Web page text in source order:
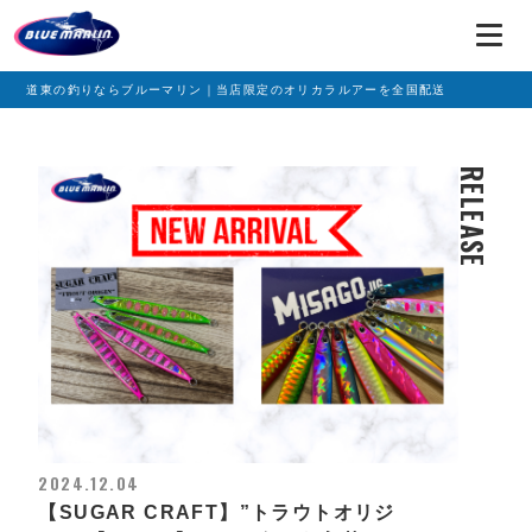
道東の釣りならブルーマリン｜当店限定のオリカラルアーを全国配送
RELEASE
2024.12.04
【SUGAR CRAFT】”トラウトオリジ